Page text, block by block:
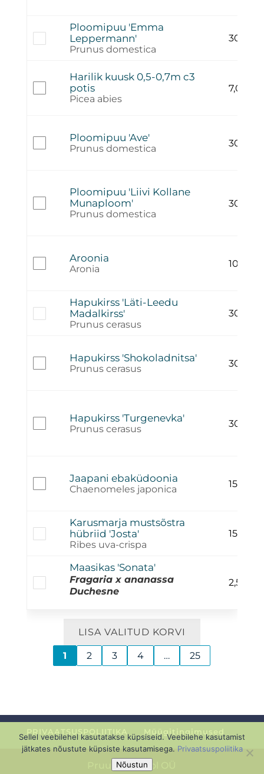
Ploomipuu 'Emma
Leppermann'
Prunus domestica
30,00
Harilik kuusk 0,5-0,7m c3
potis
Picea abies
7,00
Ploomipuu 'Ave'
Prunus domestica 30,00
Ploomipuu 'Liivi Kollane
Munaploom'
Prunus domestica
30,00
Aroonia
Aronia 10,00
Hapukirss 'Läti-Leedu
Madalkirss'
Prunus cerasus
30,00
Hapukirss 'Shokoladnitsa'
Prunus cerasus 30,00
Hapukirss 'Turgenevka'
Prunus cerasus 30,00
Jaapani ebaküdoonia
Chaenomeles japonica 15,00
Karusmarja mustsõstra
hübriid 'Josta'
Ribes uva-crispa
15,00
Maasikas 'Sonata'
Fragaria x ananassa
Duchesne
2,50
LISA VALITUD KORVI
1 2 3 4 … 25
PRIVAATSUSPOLIITIKA Müügitingimused
Pruuli Puukool OÜ
Sellel veebilehel kasutatakse küpsiseid. Veebilehe kasutamist
jätkates nõustute küpsiste kasutamisega. Privaatsuspoliitika
Nõustun